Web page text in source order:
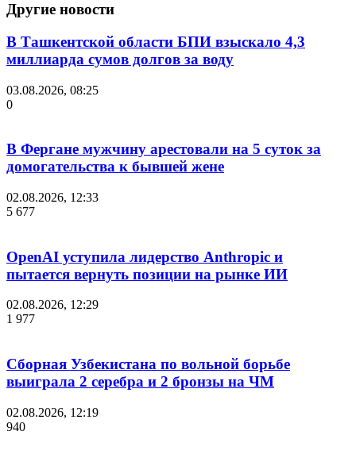
Другие новости
В Ташкентской области БПИ взыскало 4,3
миллиарда сумов долгов за воду
03.08.2026, 08:25
0
В Фергане мужчину арестовали на 5 суток за
домогательства к бывшей жене
02.08.2026, 12:33
5 677
OpenAI уступила лидерство Anthropic и
пытается вернуть позиции на рынке ИИ
02.08.2026, 12:29
1 977
Сборная Узбекистана по вольной борьбе
выиграла 2 серебра и 2 бронзы на ЧМ
02.08.2026, 12:19
940